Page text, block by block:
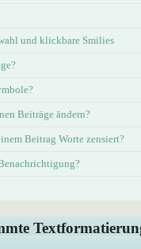
und klickbare Smilies
Beiträge ändern?
Beitrag Worte zensiert?